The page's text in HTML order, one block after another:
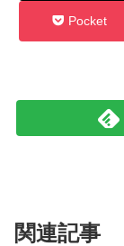
Pocket
関連記事